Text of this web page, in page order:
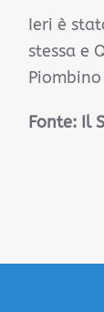
Ieri è
stessa e
Fonte: Il